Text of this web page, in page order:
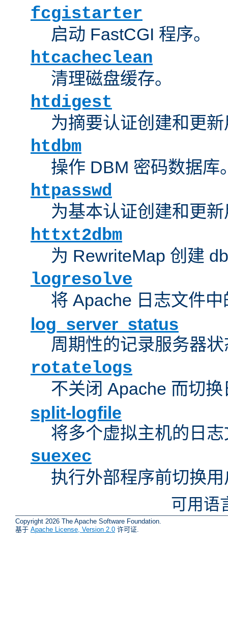
fcgistarter
启动 FastCGI 程序。
htcacheclean
清理磁盘缓存。
htdigest
为摘要认证创建和更
htdbm
操作 DBM 密码数据库
htpasswd
为基本认证创建和更
httxt2dbm
为 RewriteMap 创建
logresolve
将 Apache 日志文件
log_server_status
周期性的记录服务器
rotatelogs
不关闭 Apache 而切
split-logfile
将多个虚拟主机的日
suexec
执行外部程序前切换
可用语
Copyright 2026 The Apache Software Foundation.
基于 Apache License, Version 2.0 许可证.